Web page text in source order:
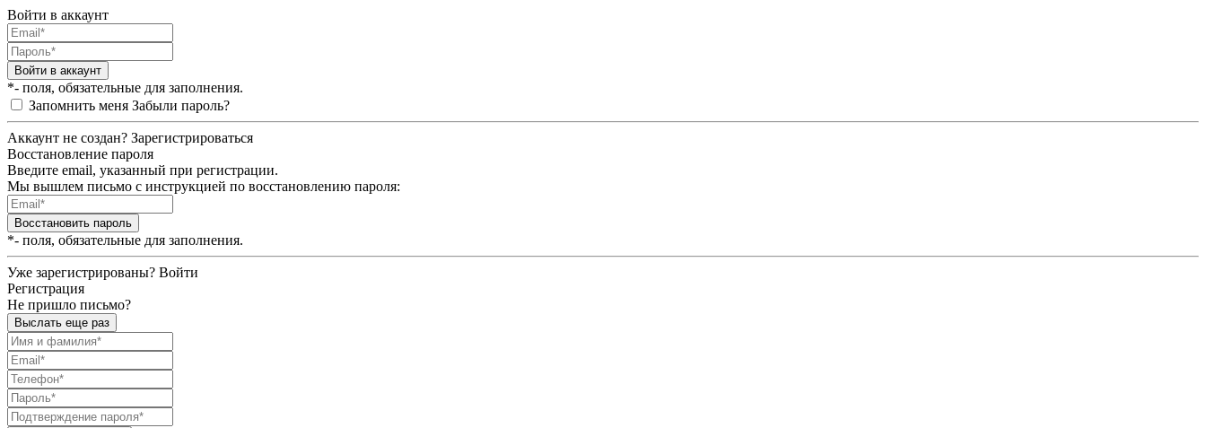
Войти в аккаунт
Войти в аккаунт
*- поля, обязательные для заполнения.
Запомнить меня Забыли пароль?
Аккаунт не создан? Зарегистрироваться
Восстановление пароля
Введите email, указанный при регистрации.
Мы вышлем письмо с инструкцией по восстановлению пароля:
Восстановить пароль
*- поля, обязательные для заполнения.
Уже зарегистрированы? Войти
Регистрация
Не пришло письмо?
Выслать еще раз